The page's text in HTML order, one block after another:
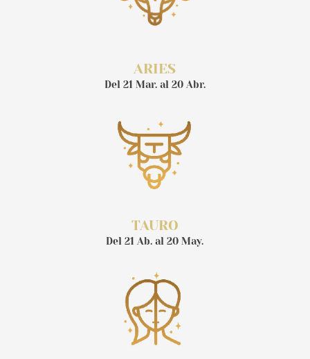
ARIES
Del 21 Mar. al 20 Abr.
TAURO
Del 21 Ab. al 20 May.